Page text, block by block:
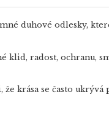
duhové odlesky,
klid, radost, ochranu,
krása se často ukrývá